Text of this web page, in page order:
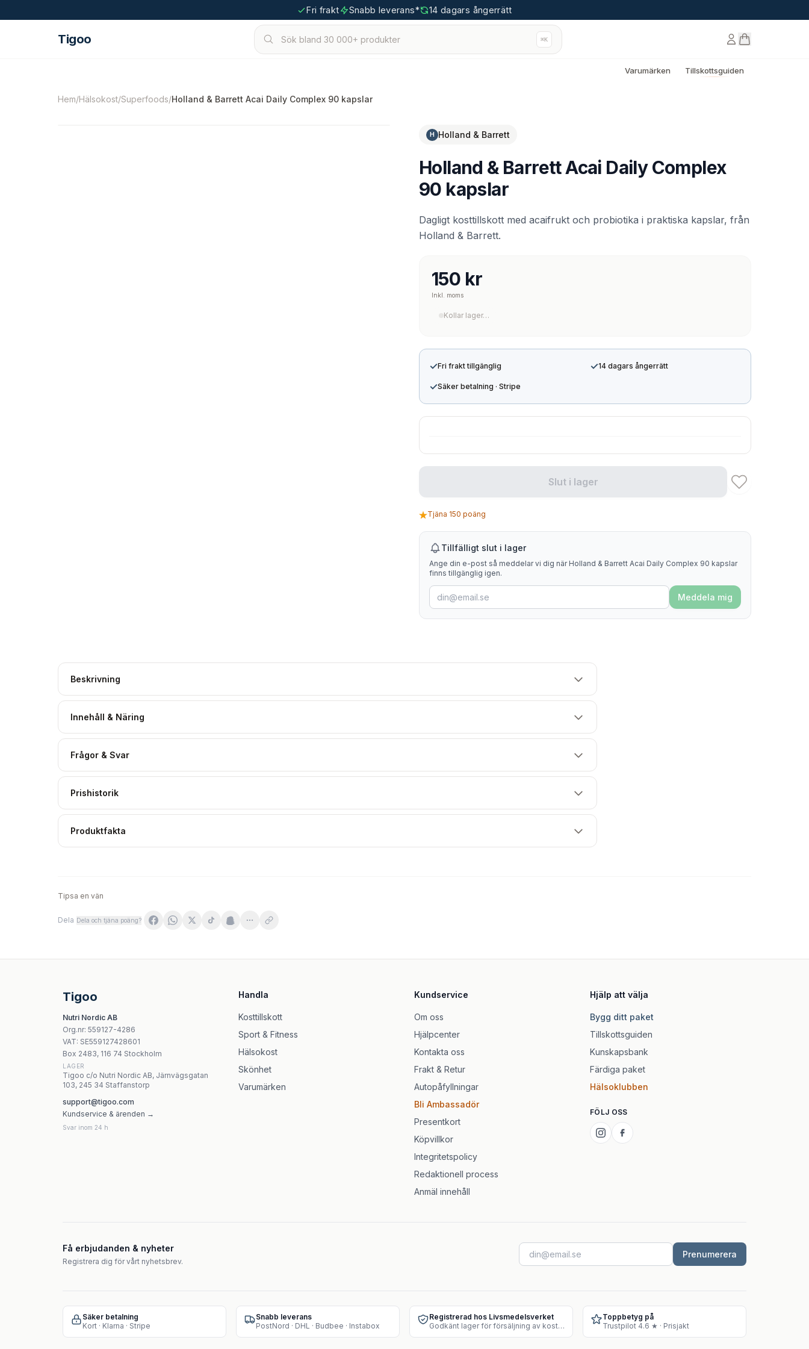
Fri frakt Snabb leverans* 14 dagars ångerrätt
Tigoo Sök bland 30 000+ produkter ⌘K
Varumärken Tillskottsguiden
©2026Nutri Nordic AB.Alla rättigheter förbehållna.tigoo.com
Hem/Hälsokost/Superfoods/Holland & Barrett Acai Daily Complex 90 kapslar
H Holland & Barrett
Holland & Barrett Acai Daily Complex
90 kapslar
Dagligt kosttillskott med acaifrukt och probiotika i praktiska kapslar, från
Holland & Barrett.
150 kr
Inkl. moms
Kollar lager…
✓Fri frakt tillgänglig ✓14 dagars ångerrätt
✓Säker betalning · Stripe
Slut i lager
Tjäna 150 poäng
Tillfälligt slut i lager
Ange din e-post så meddelar vi dig när Holland & Barrett Acai Daily Complex 90 kapslar
finns tillgänglig igen.
Meddela mig
Beskrivning
Innehåll & Näring
Frågor & Svar
Prishistorik
Produktfakta
Tipsa en vän
Dela Dela och tjäna poäng?
Hallonpulver 100g | Rawpowder
Kräuterhaus Sanct Bernhard Organic Powdered Rosehips 500g
Amix Mango 420g - Mangopulver för dagligt intag
Holland & Barrett - Zinc 15mg tabletter
Holland & Barrett - Vitamin B3 Niacin 100 mg - 120 Tabletter
Tigoo
Nutri Nordic AB
Org.nr: 559127-4286
VAT: SE559127428601
Box 2483, 116 74 Stockholm
LAGER
Tigoo c/o Nutri Nordic AB, Järnvägsgatan
103, 245 34 Staffanstorp
support@tigoo.com
Kundservice & ärenden →
Svar inom 24 h
Handla
Kosttillskott
Sport & Fitness
Hälsokost
Skönhet
Varumärken
Kundservice
Om oss
Hjälpcenter
Kontakta oss
Frakt & Retur
Autopåfyllningar
Bli Ambassadör
Presentkort
Köpvillkor
Integritetspolicy
Redaktionell process
Anmäl innehåll
Hjälp att välja
Bygg ditt paket
Tillskottsguiden
Kunskapsbank
Färdiga paket
Hälsoklubben
FÖLJ OSS
Få erbjudanden & nyheter
Registrera dig för vårt nyhetsbrev.
Prenumerera
Säker betalning
Kort · Klarna · Stripe
Snabb leverans
PostNord · DHL · Budbee · Instabox
Registrerad hos Livsmedelsverket
Godkänt lager för försäljning av kosttillskott
Toppbetyg på
Trustpilot 4.6 ★ · Prisjakt